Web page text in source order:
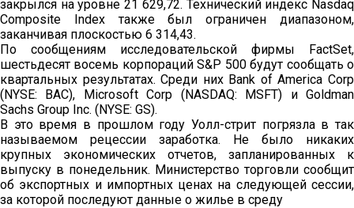
закрылся на уровне 21 629,72. Технический индекс Nasdaq
Composite Index также был ограничен диапазоном,
заканчивая плоскостью 6 314,43.
По сообщениям исследовательской фирмы FactSet,
шестьдесят восемь корпораций S&P 500 будут сообщать о
квартальных результатах. Среди них Bank of America Corp
(NYSE: BAC), Microsoft Corp (NASDAQ: MSFT) и Goldman
Sachs Group Inc. (NYSE: GS).
В это время в прошлом году Уолл-стрит погрязла в так
называемом рецессии заработка. Не было никаких
крупных экономических отчетов, запланированных к
выпуску в понедельник. Министерство торговли сообщит
об экспортных и импортных ценах на следующей сессии,
за которой последуют данные о жилье в среду